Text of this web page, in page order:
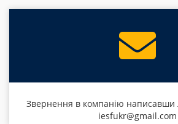
Звернення в компанію написавши
iesfukr@gmail.com